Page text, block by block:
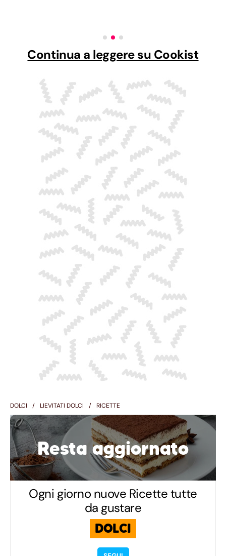
Continua a leggere su Cookist
DOLCI LIEVITATI DOLCI RICETTE
Resta aggiornato
Ogni giorno nuove Ricette tutte
da gustare
DOLCI